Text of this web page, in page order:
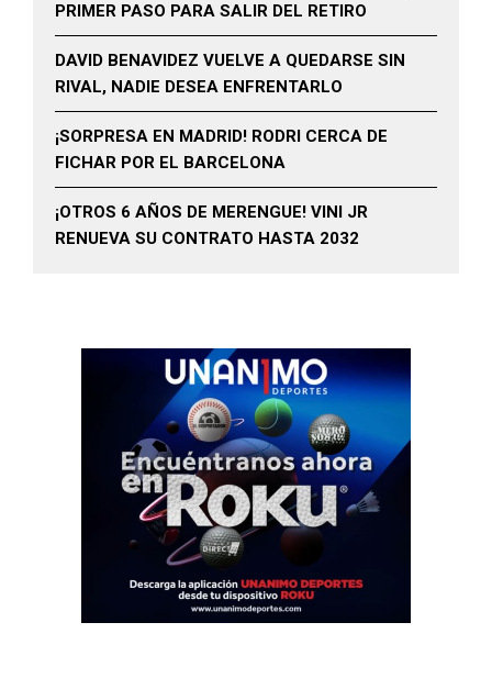
PRIMER PASO PARA SALIR DEL RETIRO
DAVID BENAVIDEZ VUELVE A QUEDARSE SIN
RIVAL, NADIE DESEA ENFRENTARLO
¡SORPRESA EN MADRID! RODRI CERCA DE
FICHAR POR EL BARCELONA
¡OTROS 6 AÑOS DE MERENGUE! VINI JR
RENUEVA SU CONTRATO HASTA 2032